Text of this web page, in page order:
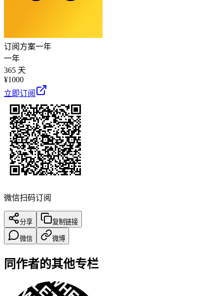
订阅方案一年
一年
365 天
¥1000
立即订阅
微信扫码订阅
分享 复制链接
微信 微博
同作者的其他专栏